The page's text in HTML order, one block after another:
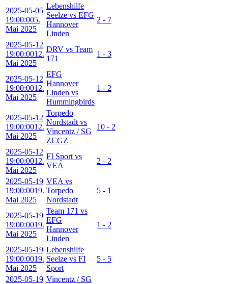
2025-05-05
19:00:005.
Mai 2025
Lebenshilfe
Seelze vs EFG
Hannover
Linden
2 - 7
2025-05-12
19:00:0012.
Mai 2025
DRV vs Team
171
1 - 3
2025-05-12
19:00:0012.
Mai 2025
EFG
Hannover
Linden vs
Hummingbirds
1 - 2
2025-05-12
19:00:0012.
Mai 2025
Torpedo
Nordstadt vs
Vincentz / SG
ZCGZ
10 - 2
2025-05-12
19:00:0012.
Mai 2025
FI Sport vs
VEA
2 - 2
2025-05-19
19:00:0019.
Mai 2025
VEA vs
Torpedo
Nordstadt
5 - 1
2025-05-19
19:00:0019.
Mai 2025
Team 171 vs
EFG
Hannover
Linden
1 - 2
2025-05-19
19:00:0019.
Mai 2025
Lebenshilfe
Seelze vs FI
Sport
5 - 5
2025-05-19 Vincentz / SG